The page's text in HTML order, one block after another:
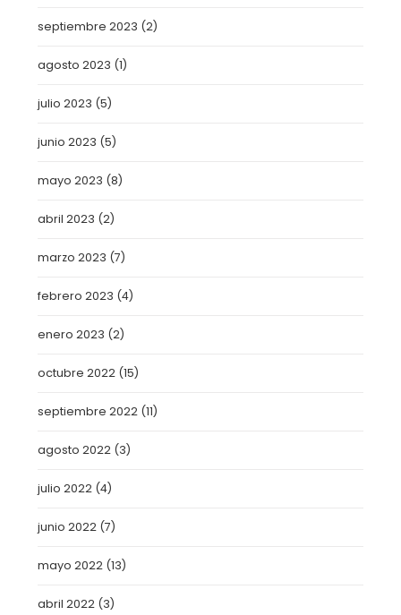
septiembre 2023 (2)
agosto 2023 (1)
julio 2023 (5)
junio 2023 (5)
mayo 2023 (8)
abril 2023 (2)
marzo 2023 (7)
febrero 2023 (4)
enero 2023 (2)
octubre 2022 (15)
septiembre 2022 (11)
agosto 2022 (3)
julio 2022 (4)
junio 2022 (7)
mayo 2022 (13)
abril 2022 (3)